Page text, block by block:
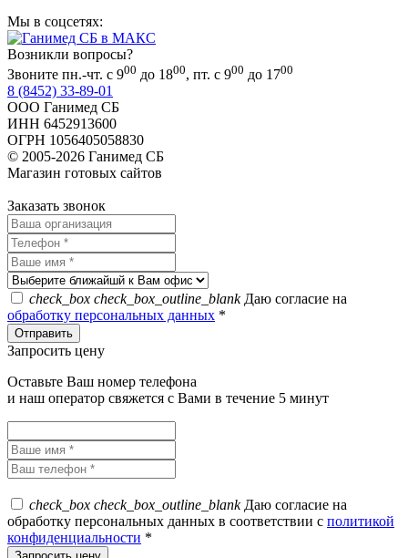
Мы в соцсетях:
Возникли вопросы?
Звоните пн.-чт. с 900 до 1800, пт. с 900 до 1700
8 (8452) 33-89-01
ООО Ганимед СБ
ИНН 6452913600
ОГРН 1056405058830
© 2005-2026 Ганимед СБ
Магазин готовых сайтов
Заказать звонок
check_box check_box_outline_blankДаю согласие на
обработку персональных данных *
Запросить цену
Оставьте Ваш номер телефона
и наш оператор свяжется с Вами в течение 5 минут
check_box check_box_outline_blankДаю согласие на
обработку персональных данных в соответствии с политикой
конфиденциальности *